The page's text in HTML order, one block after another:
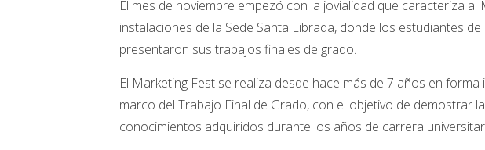
El mes de noviembre empezó con la jovialidad que caracteriza
instalaciones de la Sede Santa Librada, donde los estudiantes
presentaron sus trabajos finales de grado.
El Marketing Fest se realiza desde hace más de 7 años en
marco del Trabajo Final de Grado, con el objetivo de demostrar
conocimientos adquiridos durante los años de carrera